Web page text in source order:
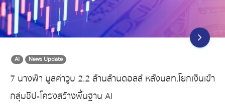
AI News Update
7 นางฟ้า มูลค่าวูบ 2.2 ล้านล้านดอลล์ หลังนลท.โยกเงินเข้า
กลุ่มชิป-โครงสร้างพื้นฐาน AI